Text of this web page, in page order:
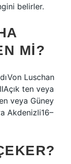
belirler.
MI?
Luschan
ten veya
veya Güney
Akdenizli16–